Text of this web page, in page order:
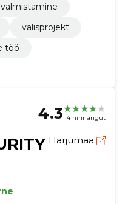
välisprojekt
töö
4.3 4 hinnangut
Harjumaa